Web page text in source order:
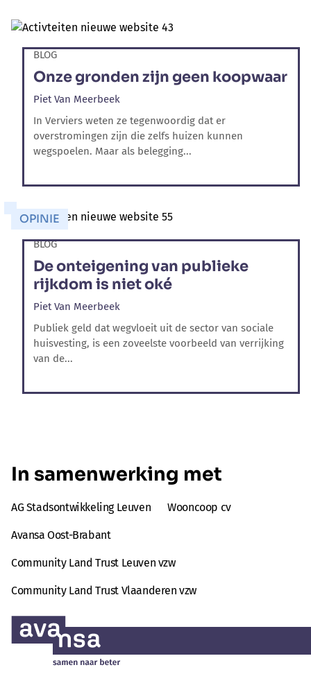
BLOG
Onze gronden zijn geen koopwaar
Piet Van Meerbeek
In Verviers weten ze tegenwoordig dat er
overstromingen zijn die zelfs huizen kunnen
wegspoelen. Maar als belegging...
OPINIE
BLOG
De onteigening van publieke
rijkdom is niet oké
Piet Van Meerbeek
Publiek geld dat wegvloeit uit de sector van sociale
huisvesting, is een zoveelste voorbeeld van verrijking
van de...
In samenwerking met
AG Stadsontwikkeling Leuven Wooncoop cv
Avansa Oost-Brabant
Community Land Trust Leuven vzw
Community Land Trust Vlaanderen vzw